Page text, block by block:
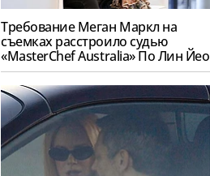
Требование Меган Маркл на
съемках расстроило судью
«MasterChef Australia» По Лин Йео